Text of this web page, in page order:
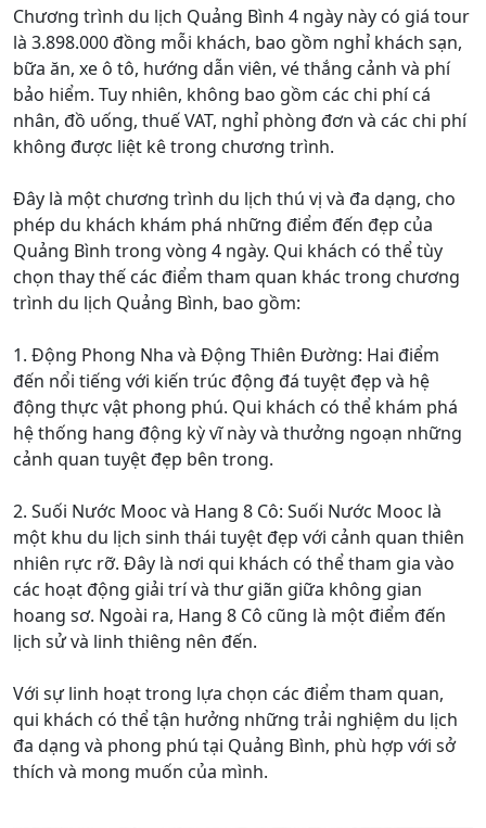
Chương trình du lịch Quảng Bình 4 ngày này có giá tour
là 3.898.000 đồng mỗi khách, bao gồm nghỉ khách sạn,
bữa ăn, xe ô tô, hướng dẫn viên, vé thắng cảnh và phí
bảo hiểm. Tuy nhiên, không bao gồm các chi phí cá
nhân, đồ uống, thuế VAT, nghỉ phòng đơn và các chi phí
không được liệt kê trong chương trình.
Đây là một chương trình du lịch thú vị và đa dạng, cho
phép du khách khám phá những điểm đến đẹp của
Quảng Bình trong vòng 4 ngày. Qui khách có thể tùy
chọn thay thế các điểm tham quan khác trong chương
trình du lịch Quảng Bình, bao gồm:
1. Động Phong Nha và Động Thiên Đường: Hai điểm
đến nổi tiếng với kiến trúc động đá tuyệt đẹp và hệ
động thực vật phong phú. Qui khách có thể khám phá
hệ thống hang động kỳ vĩ này và thưởng ngoạn những
cảnh quan tuyệt đẹp bên trong.
2. Suối Nước Mooc và Hang 8 Cô: Suối Nước Mooc là
một khu du lịch sinh thái tuyệt đẹp với cảnh quan thiên
nhiên rực rỡ. Đây là nơi qui khách có thể tham gia vào
các hoạt động giải trí và thư giãn giữa không gian
hoang sơ. Ngoài ra, Hang 8 Cô cũng là một điểm đến
lịch sử và linh thiêng nên đến.
Với sự linh hoạt trong lựa chọn các điểm tham quan,
qui khách có thể tận hưởng những trải nghiệm du lịch
đa dạng và phong phú tại Quảng Bình, phù hợp với sở
thích và mong muốn của mình.